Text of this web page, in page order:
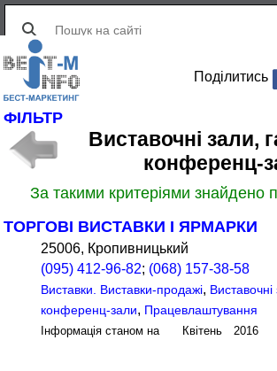
Поділитись
ФІЛЬТР
Виставочні зали,
конференц-
За такими критеріями знайдено
ТОРГОВІ ВИСТАВКИ І ЯРМАРКИ
25006, Кропивницький
(095) 412-96-82; (068) 157-38-58
Виставки. Виставки-продажі,
конференц-зали, Працевлаштування
Інформація станом на Квітень 2016